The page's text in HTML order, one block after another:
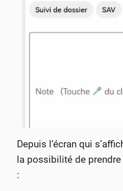
Depuis l’écran qui
la possibilité de
: